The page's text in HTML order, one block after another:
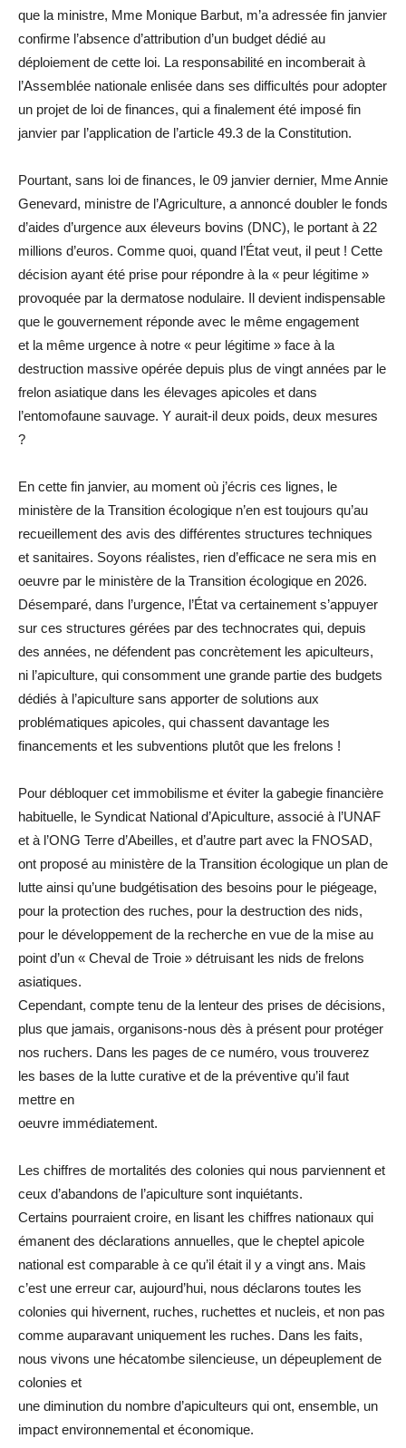
que la ministre, Mme Monique Barbut, m’a adressée fin janvier
confirme l’absence d’attribution d’un budget dédié au
déploiement de cette loi. La responsabilité en incomberait à
l’Assemblée nationale enlisée dans ses difficultés pour adopter
un projet de loi de finances, qui a finalement été imposé fin
janvier par l’application de l’article 49.3 de la Constitution.
Pourtant, sans loi de finances, le 09 janvier dernier, Mme Annie
Genevard, ministre de l’Agriculture, a annoncé doubler le fonds
d’aides d’urgence aux éleveurs bovins (DNC), le portant à 22
millions d’euros. Comme quoi, quand l’État veut, il peut ! Cette
décision ayant été prise pour répondre à la « peur légitime »
provoquée par la dermatose nodulaire. Il devient indispensable
que le gouvernement réponde avec le même engagement
et la même urgence à notre « peur légitime » face à la
destruction massive opérée depuis plus de vingt années par le
frelon asiatique dans les élevages apicoles et dans
l’entomofaune sauvage. Y aurait-il deux poids, deux mesures
?
En cette fin janvier, au moment où j’écris ces lignes, le
ministère de la Transition écologique n’en est toujours qu’au
recueillement des avis des différentes structures techniques
et sanitaires. Soyons réalistes, rien d’efficace ne sera mis en
oeuvre par le ministère de la Transition écologique en 2026.
Désemparé, dans l’urgence, l’État va certainement s’appuyer
sur ces structures gérées par des technocrates qui, depuis
des années, ne défendent pas concrètement les apiculteurs,
ni l’apiculture, qui consomment une grande partie des budgets
dédiés à l’apiculture sans apporter de solutions aux
problématiques apicoles, qui chassent davantage les
financements et les subventions plutôt que les frelons !
Pour débloquer cet immobilisme et éviter la gabegie financière
habituelle, le Syndicat National d’Apiculture, associé à l’UNAF
et à l’ONG Terre d’Abeilles, et d’autre part avec la FNOSAD,
ont proposé au ministère de la Transition écologique un plan de
lutte ainsi qu’une budgétisation des besoins pour le piégeage,
pour la protection des ruches, pour la destruction des nids,
pour le développement de la recherche en vue de la mise au
point d’un « Cheval de Troie » détruisant les nids de frelons
asiatiques.
Cependant, compte tenu de la lenteur des prises de décisions,
plus que jamais, organisons-nous dès à présent pour protéger
nos ruchers. Dans les pages de ce numéro, vous trouverez
les bases de la lutte curative et de la préventive qu’il faut
mettre en
oeuvre immédiatement.
Les chiffres de mortalités des colonies qui nous parviennent et
ceux d’abandons de l’apiculture sont inquiétants.
Certains pourraient croire, en lisant les chiffres nationaux qui
émanent des déclarations annuelles, que le cheptel apicole
national est comparable à ce qu’il était il y a vingt ans. Mais
c’est une erreur car, aujourd’hui, nous déclarons toutes les
colonies qui hivernent, ruches, ruchettes et nucleis, et non pas
comme auparavant uniquement les ruches. Dans les faits,
nous vivons une hécatombe silencieuse, un dépeuplement de
colonies et
une diminution du nombre d’apiculteurs qui ont, ensemble, un
impact environnemental et économique.